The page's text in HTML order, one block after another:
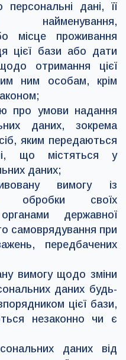
дані, її
місце проживання
цієї бази або дати
отримання цієї
ним особам, крім
про умови надання
даних, зокрема
яким передаються
що містяться у
даних;
вимогу із
обробки своїх
державної
самоврядування при
передбачених
вимогу щодо зміни
даних будь-
цієї бази,
незаконно чи є
даних від